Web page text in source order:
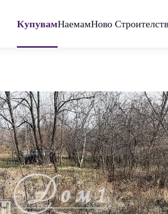
КупувамНаемамНово